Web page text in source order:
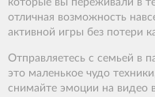
которые вы переживали в
отличная возможность
активной игры без потери
Отправляетесь с семьей в
это маленькое чудо
снимайте эмоции на видео